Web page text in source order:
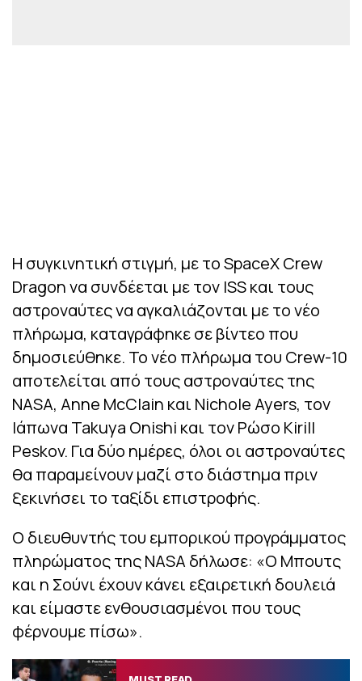
Η συγκινητική στιγμή, με το SpaceX Crew
Dragon να συνδέεται με τον ISS και τους
αστροναύτες να αγκαλιάζονται με το νέο
πλήρωμα, καταγράφηκε σε βίντεο που
δημοσιεύθηκε. Το νέο πλήρωμα του Crew-10
αποτελείται από τους αστροναύτες της
NASA, Anne McClain και Nichole Ayers, τον
Ιάπωνα Takuya Onishi και τον Ρώσο Kirill
Peskov. Για δύο ημέρες, όλοι οι αστροναύτες
θα παραμείνουν μαζί στο διάστημα πριν
ξεκινήσει το ταξίδι επιστροφής.
Ο διευθυντής του εμπορικού προγράμματος
πληρώματος της NASA δήλωσε: «Ο Μπουτς
και η Σούνι έχουν κάνει εξαιρετική δουλειά
και είμαστε ενθουσιασμένοι που τους
φέρνουμε πίσω».